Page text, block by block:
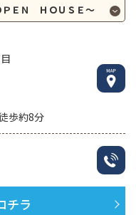
歩約8分
チラ
ＥＮ ＨＯＵＳＥ～